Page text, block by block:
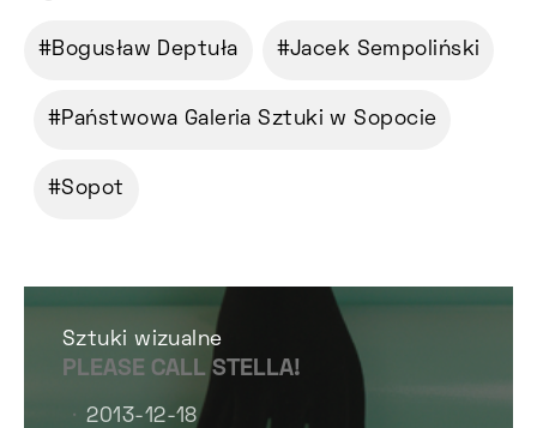
Bogusław Deptuła Jacek Sempoliński
Państwowa Galeria Sztuki w Sopocie
Sopot
Sztuki wizualne
PLEASE CALL STELLA!
2013-12-18